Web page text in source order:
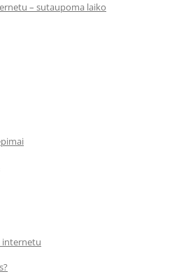
– sutaupoma laiko
internetu